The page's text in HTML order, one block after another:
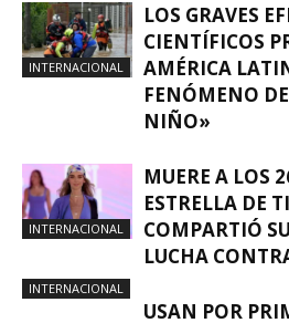
INTERNACIONAL
LOS GRAVES
CIENTÍFICOS
AMÉRICA
FENÓMENO
NIÑO»
INTERNACIONAL
MUERE A LOS
ESTRELLA DE
COMPARTIÓ
LUCHA
INTERNACIONAL
USAN POR